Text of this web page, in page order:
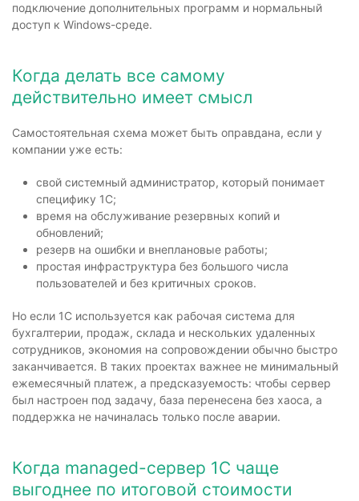
подключение дополнительных программ и нормальный
доступ к Windows-среде.
Когда делать все самому
действительно имеет смысл
Самостоятельная схема может быть оправдана, если у
компании уже есть:
свой системный администратор, который понимает
специфику 1С;
время на обслуживание резервных копий и
обновлений;
резерв на ошибки и внеплановые работы;
простая инфраструктура без большого числа
пользователей и без критичных сроков.
Но если 1С используется как рабочая система для
бухгалтерии, продаж, склада и нескольких удаленных
сотрудников, экономия на сопровождении обычно быстро
заканчивается. В таких проектах важнее не минимальный
ежемесячный платеж, а предсказуемость: чтобы сервер
был настроен под задачу, база перенесена без хаоса, а
поддержка не начиналась только после аварии.
Когда managed-сервер 1С чаще
выгоднее по итоговой стоимости